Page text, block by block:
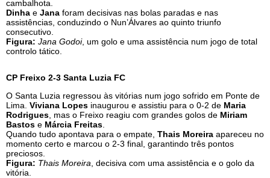
cambalhota.
Dinha e Jana foram decisivas nas bolas paradas e nas
assistências, conduzindo o Nun’Álvares ao quinto triunfo
consecutivo.
Figura: Jana Godoi, um golo e uma assistência num jogo de total
controlo tático.
CP Freixo 2-3 Santa Luzia FC
O Santa Luzia regressou às vitórias num jogo sofrido em Ponte de
Lima. Viviana Lopes inaugurou e assistiu para o 0-2 de Maria
Rodrigues , mas o Freixo reagiu com grandes golos de Miriam
Bastos e Márcia Freitas
Quando tudo apontava para o empate, Thais Moreira apareceu no
momento certo e marcou o 2-3 final, garantindo três pontos
preciosos.
Figura: Thais Moreira , decisiva com uma assistência e o golo da
vitória.